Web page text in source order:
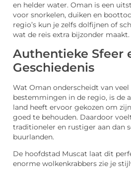
en helder water. Oman is een
voor snorkelen, duiken en
regio’s kun je zelfs dolfijnen of
wat de reis extra bijzonder maakt.
Authentieke Sfeer
Geschiedenis
Wat Oman onderscheidt van veel
bestemmingen in de regio, is de
land heeft ervoor gekozen om
goed te behouden. Daardoor
traditioneler en rustiger aan dan
buurlanden.
De hoofdstad Muscat laat dit
enorme wolkenkrabbers zie je